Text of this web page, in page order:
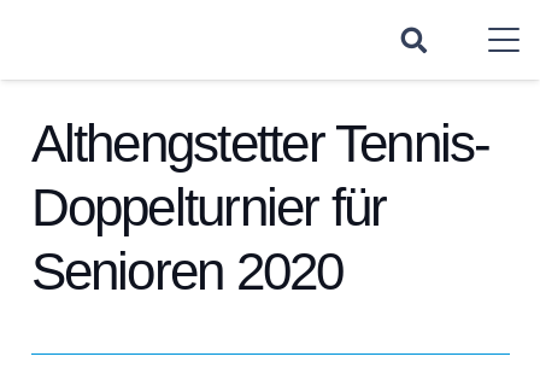
Althengstetter Tennis-
Doppelturnier für
Senioren 2020